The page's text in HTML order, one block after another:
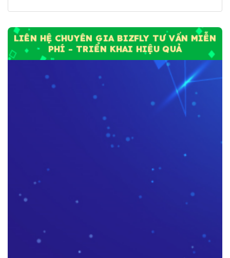
LIÊN HỆ CHUYÊN GIA BIZFLY TƯ VẤN MIỄN
PHÍ - TRIỂN KHAI HIỆU QUẢ